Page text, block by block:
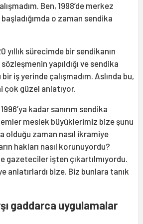
Ben, 1998’de merkez
o zaman sendika
yıllık sürecimde bir sendikanın
yapıldığı ve sendika
iş yerinde çalışmadım. Aslında bu,
çok güzel anlatıyor.
kadar sanırım sendika
meslek büyüklerimiz bize şunu
olduğu zaman nasıl ikramiye
hakları nasıl korunuyordu?
gazeteciler işten çıkartılmıyordu.
anlatırlardı bize. Biz bunlara tanık
gaddarca uygulamalar